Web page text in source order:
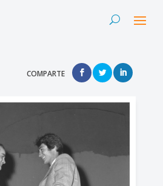
COMPARTE